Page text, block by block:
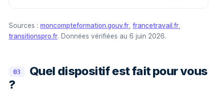
Sources : moncompteformation.gouv.fr francetravail.fr
transitionspro.fr. Données vérifiées au 6 juin 2026.
03
Quel dispositif est fait pour vous
?